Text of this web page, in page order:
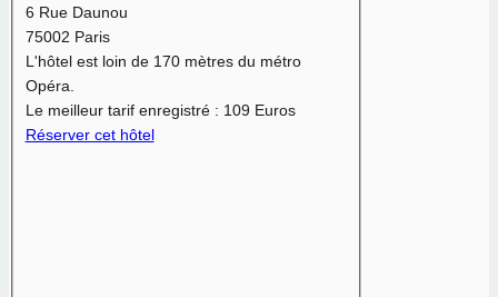
6 Rue Daunou
75002 Paris
L'hôtel est loin de 170 mètres du métro
Opéra.
Le meilleur tarif enregistré : 109 Euros
Réserver cet hôtel